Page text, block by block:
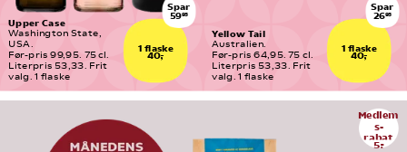
Upper Case
Washington State,
USA.
Før-pris 99,95. 75 cl.
Literpris 53,33. Frit
valg. 1 flaske
1 flaske
40,-
Spar
5995
Yellow Tail
Australien.
Før-pris 64,95. 75 cl.
Literpris 53,33. Frit
valg. 1 flaske
1 flaske
40,-
Spar
2695
Medlem
s-
rabat
5,-